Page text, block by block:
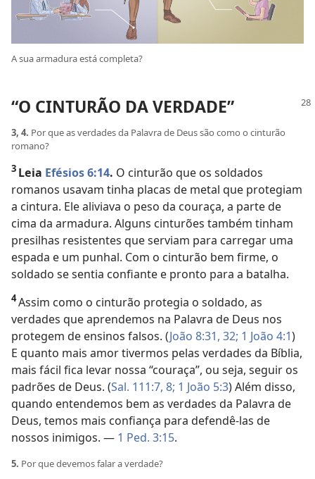
A sua armadura está completa?
“O CINTURÃO DA VERDADE”
3, 4. Por que as verdades da Palavra de Deus são como o cinturão
romano?
3 Leia Efésios 6:14. O cinturão que os soldados
romanos usavam tinha placas de metal que protegiam
a cintura. Ele aliviava o peso da couraça, a parte de
cima da armadura. Alguns cinturões também tinham
presilhas resistentes que serviam para carregar uma
espada e um punhal. Com o cinturão bem firme, o
soldado se sentia confiante e pronto para a batalha.
4Assim como o cinturão protegia o soldado, as
verdades que aprendemos na Palavra de Deus nos
protegem de ensinos falsos. (João 8:31, 32; 1 João 4:1)
E quanto mais amor tivermos pelas verdades da Bíblia,
mais fácil fica levar nossa “couraça”, ou seja, seguir os
padrões de Deus. (Sal. 111:7, 8; 1 João 5:3) Além disso,
quando entendemos bem as verdades da Palavra de
Deus, temos mais confiança para defendê-las de
nossos inimigos. — 1 Ped. 3:15.
5. Por que devemos falar a verdade?